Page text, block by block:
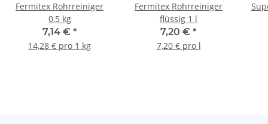
Fermitex Rohrreiniger
0,5 kg
7,14 € *
14,28 € pro 1 kg
Fermitex Rohrreiniger
flüssig 1 l
7,20 € *
7,20 € pro l